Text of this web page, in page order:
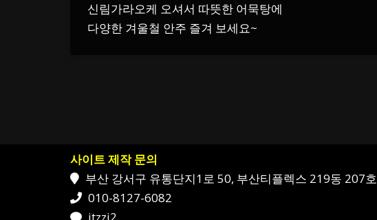
신림가라오케 오셔서 따뜻한 어묵탕에
다양한 겨울철 안주 즐겨 보세요~
사이트 제작 문의
부산 강서구 유통단지1로 50, 부산티플렉스 219동 207호
010-8127-6082